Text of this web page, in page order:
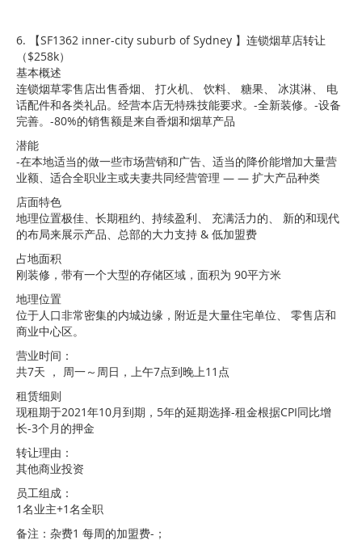
6. 【SF1362 inner-city suburb of Sydney 】连锁烟草店转让
（$258k）
基本概述
连锁烟草零售店出售香烟、 打火机、 饮料、 糖果、 冰淇淋、 电
话配件和各类礼品。经营本店无特殊技能要求。-全新装修。-设备
完善。-80%的销售额是来自香烟和烟草产品
潜能
-在本地适当的做一些市场营销和广告、适当的降价能增加大量营
业额、适合全职业主或夫妻共同经营管理 — — 扩大产品种类
店面特色
地理位置极佳、长期租约、持续盈利、 充满活力的、 新的和现代
的布局来展示产品、总部的大力支持 & 低加盟费
占地面积
刚装修，带有一个大型的存储区域，面积为 90平方米
地理位置
位于人口非常密集的内城边缘，附近是大量住宅单位、 零售店和
商业中心区。
营业时间：
共7天 ， 周一～周日，上午7点到晚上11点
租赁细则
现租期于2021年10月到期，5年的延期选择-租金根据CPI同比增
长-3个月的押金
转让理由：
其他商业投资
员工组成：
1名业主+1名全职
备注：杂费1 每周的加盟费-；